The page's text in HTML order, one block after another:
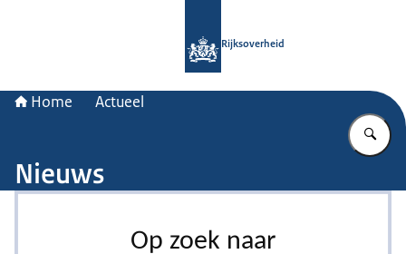
Rijksoverheid
Home Actueel
Nieuws